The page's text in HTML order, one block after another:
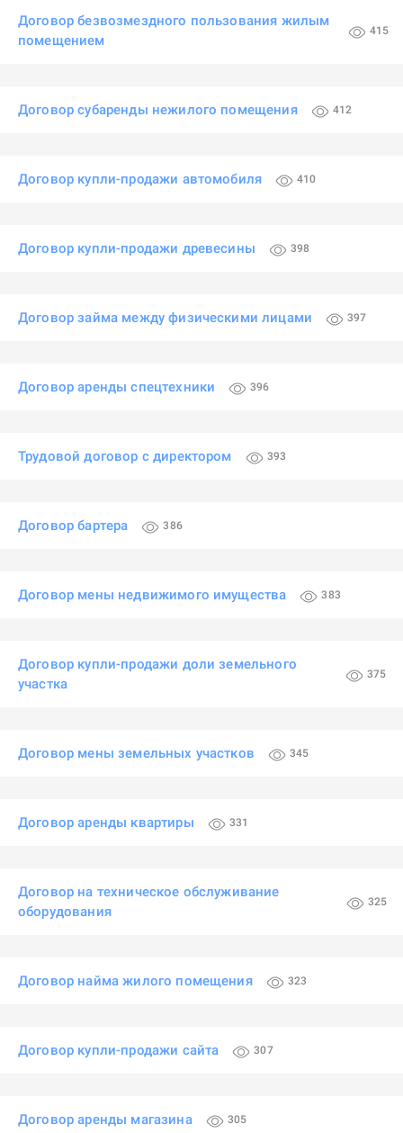
Договор безвозмездного пользования жилым
помещением
415
Договор субаренды нежилого помещения 412
Договор купли-продажи автомобиля 410
Договор купли-продажи древесины 398
Договор займа между физическими лицами 397
Договор аренды спецтехники 396
Трудовой договор с директором 393
Договор бартера 386
Договор мены недвижимого имущества 383
Договор купли-продажи доли земельного
участка
375
Договор мены земельных участков 345
Договор аренды квартиры 331
Договор на техническое обслуживание
оборудования
325
Договор найма жилого помещения 323
Договор купли-продажи сайта 307
Договор аренды магазина 305